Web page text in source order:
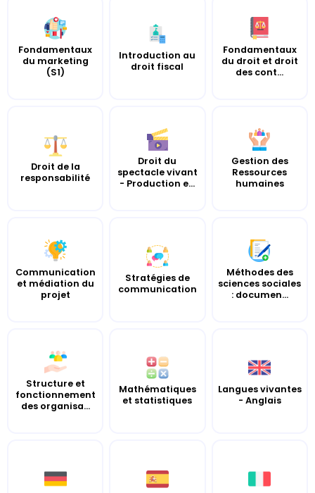
Fondamentaux
du marketing
(S1)
Introduction au
droit fiscal
Fondamentaux
du droit et droit
des cont...
Droit de la
responsabilité
Droit du
spectacle vivant
- Production e...
Gestion des
Ressources
humaines
Communication
et médiation du
projet
Stratégies de
communication
Méthodes des
sciences sociales
: documen...
Structure et
fonctionnement
des organisa...
Mathématiques
et statistiques
Langues vivantes
- Anglais